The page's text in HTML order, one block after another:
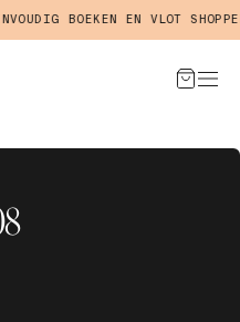
BOEKEN EN VLOT SHOPPEN